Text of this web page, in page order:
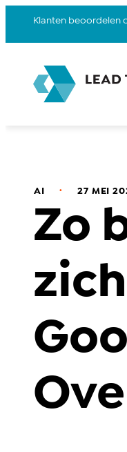
Klanten beoordelen
AI . 27 MEI
Zo